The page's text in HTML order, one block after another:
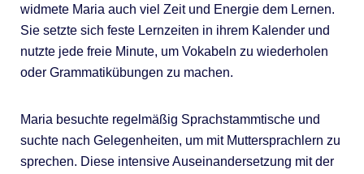
widmete Maria auch viel Zeit und Energie dem Lernen.
Sie setzte sich feste Lernzeiten in ihrem Kalender und
nutzte jede freie Minute, um Vokabeln zu wiederholen
oder Grammatikübungen zu machen.
Maria besuchte regelmäßig Sprachstammtische und
suchte nach Gelegenheiten, um mit Muttersprachlern zu
sprechen. Diese intensive Auseinandersetzung mit der